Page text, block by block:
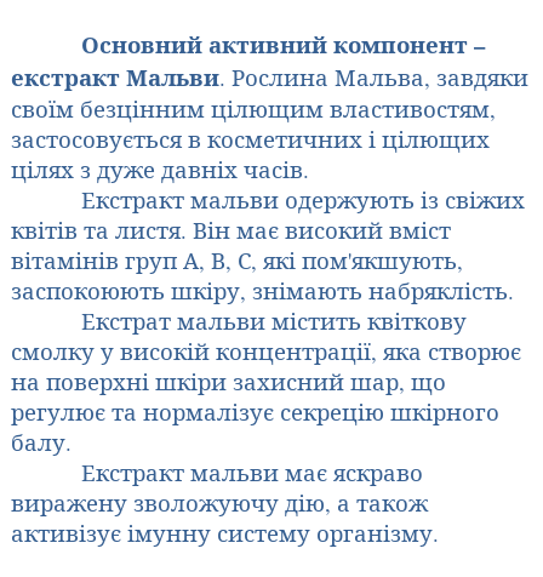
Основний активний компонент –
екстракт Мальви. Рослина Мальва, завдяки
своїм безцінним цілющим властивостям,
застосовується в косметичних і цілющих
цілях з дуже давніх часів.
Екстракт мальви одержують із свіжих
квітів та листя. Він має високий вміст
вітамінів груп А, В, С, які пом'якшують,
заспокоюють шкіру, знімають набряклість.
Екстрат мальви містить квіткову
смолку у високій концентрації, яка створює
на поверхні шкіри захисний шар, що
регулює та нормалізує секрецію шкірного
балу.
Екстракт мальви має яскраво
виражену зволожуючу дію, а також
активізує імунну систему організму.